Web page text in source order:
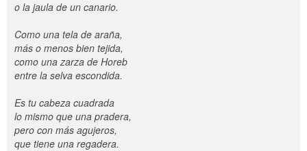
o la jaula de un canario.
Como una tela de araña,
más o menos bien tejida,
como una zarza de Horeb
entre la selva escondida.
Es tu cabeza cuadrada
lo mismo que una pradera,
pero con más agujeros,
que tiene una regadera.